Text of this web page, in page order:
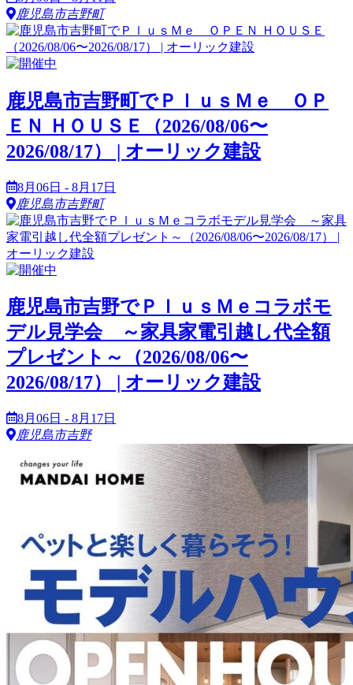
鹿児島市吉野町
鹿児島市吉野町でＰｌｕｓＭｅ ＯＰ
ＥＮ ＨＯＵＳＥ（2026/08/06〜
2026/08/17） | オーリック建設
8月06日 - 8月17日
鹿児島市吉野町
鹿児島市吉野でＰｌｕｓＭｅコラボモ
デル見学会 ～家具家電引越し代全額
プレゼント～（2026/08/06〜
2026/08/17） | オーリック建設
8月06日 - 8月17日
鹿児島市吉野